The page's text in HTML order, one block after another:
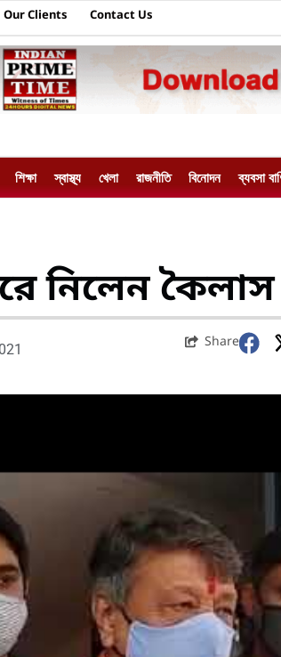
Our Clients Contact Us
শিক্ষা স্বাস্থ্য খেলা রাজনীতি বিনোদন ব্যবসা
নিলেন
Share
/ JS Code